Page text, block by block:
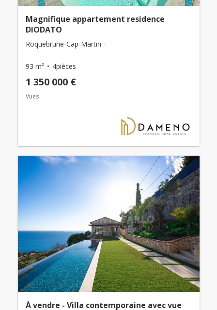
Magnifique appartement residence
DIODATO
Roquebrune-Cap-Martin -
93 m² 4pièces
1 350 000 €
Vues
À vendre - Villa contemporaine avec vue